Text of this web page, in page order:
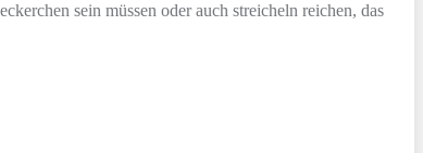
sein müssen oder auch streicheln reichen, das